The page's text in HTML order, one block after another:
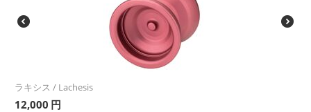
ラキシス / Lachesis
12,000 円